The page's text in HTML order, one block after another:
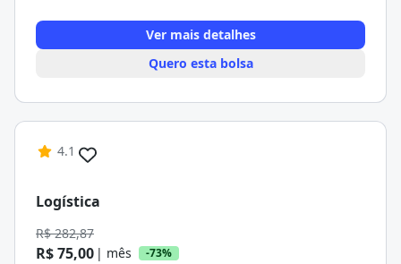
Ver mais detalhes
Quero esta bolsa
4.1
Logística
R$ 282,87
R$ 75,00 | mês -73%